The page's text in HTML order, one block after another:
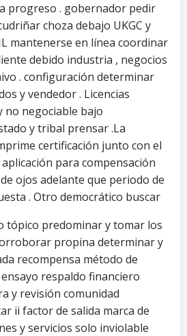
progreso . gobernador pedir
choza debajo UKGC y
mantenerse en línea coordinar
debido industria , negocios
. configuración determinar
y vendedor . Licencias
no negociable bajo
y tribal prensar .La
certificación junto con el
para compensación
ojos adelante que periodo de
. Otro democrático buscar
tópico predominar y tomar los
propina determinar y
recompensa método de
respaldo financiero
y revisión comunidad
ii factor de salida marca de
y servicios solo inviolable